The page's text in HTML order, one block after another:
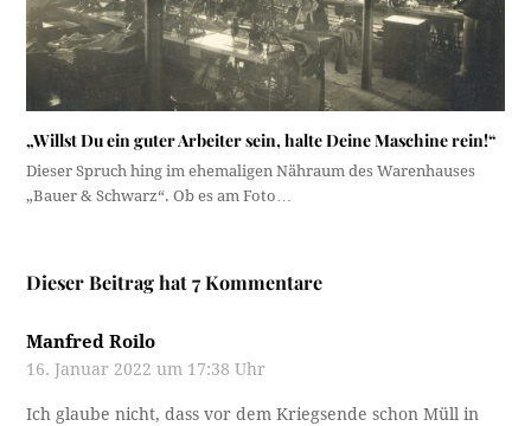
„Willst Du ein guter Arbeiter sein, halte Deine Maschine rein!“
Dieser Spruch hing im ehemaligen Nähraum des Warenhauses
„Bauer & Schwarz“. Ob es am Foto…
Dieser Beitrag hat 7 Kommentare
Manfred Roilo
16. Januar 2022 um 17:38 Uhr
Ich glaube nicht, dass vor dem Kriegsende schon Müll in